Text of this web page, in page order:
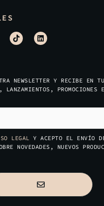
NEWSLETTER Y RECIBE EN
LANZAMIENTOS, PROMOCIONES
LEGAL Y ACEPTO EL ENVÍO
NOVEDADES, NUEVOS